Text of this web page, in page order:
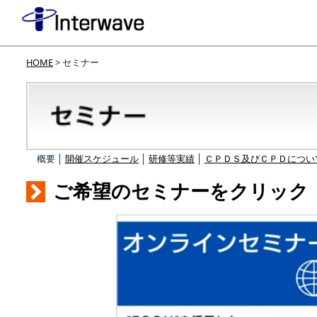
HOME> セミナー
概要 │ 開催スケジュール 研修等実績 ＣＰＤＳ及びＣＰＤにつ
ご希望のセミナーをクリック